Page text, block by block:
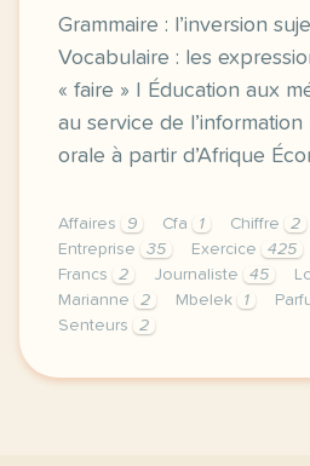
Grammaire : l’inversion
Vocabulaire : les
« faire » | Éducation aux
au service de
orale à partir d’Afrique
Affaires 9 Cfa 1 Chiffre 2
Entreprise
35 Exercice 425
Francs
2 Journaliste 45
Marianne
2 Mbelek 1
Senteurs
2
exercice c1 c2 des